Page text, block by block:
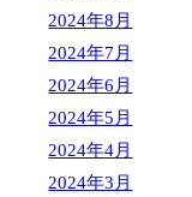
2024年8月
2024年7月
2024年6月
2024年5月
2024年4月
2024年3月